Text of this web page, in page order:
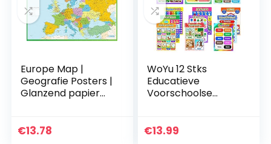
Europe Map |
Geografie Posters |
Glanzend papier
Geografie
€13.78
WoYu 12 Stks
Educatieve
Voorschoolse
Kwekerij
€13.99